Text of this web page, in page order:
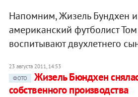
Напомним, Жизель Бундхен
американский футболист
воспитывают двухлетнего
23 августа 2011, 14:53
ФОТО
Жизель Бюндхен
собственного производства